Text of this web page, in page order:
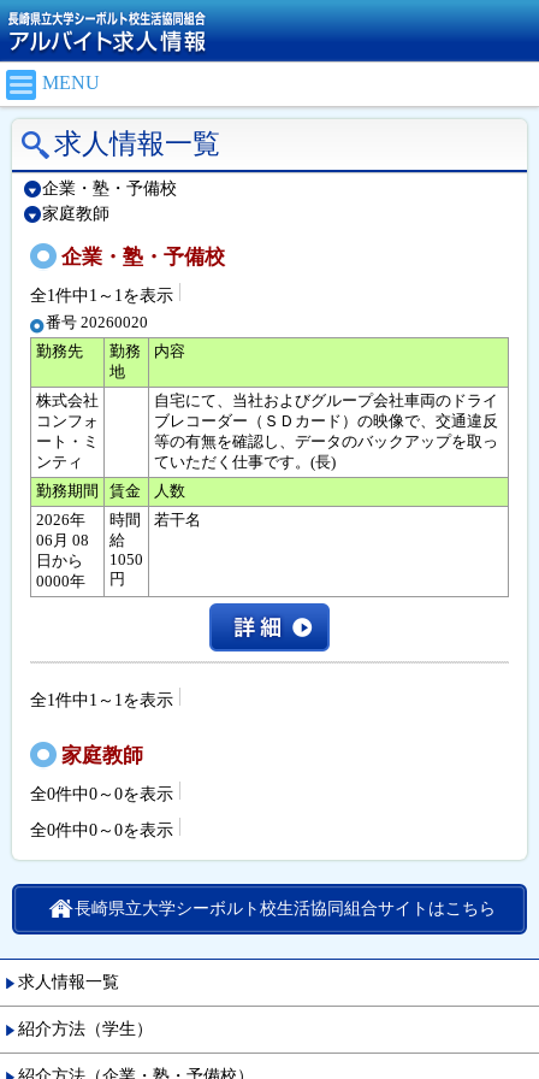
MENU
求人情報一覧
企業・塾・予備校
家庭教師
企業・塾・予備校
全1件中1～1を表示
番号 20260020
勤務先
勤務
地
内容
株式会社
コンフォ
ート・ミ
ンティ
自宅にて、当社およびグループ会社車両のドライ
ブレコーダー（ＳＤカード）の映像で、交通違反
等の有無を確認し、データのバックアップを取っ
ていただく仕事です。(長)
勤務期間
賃金
人数
2026年
06月 08
日から
0000年
時間
給
1050
円
若干名
全1件中1～1を表示
家庭教師
全0件中0～0を表示
全0件中0～0を表示
長崎県立大学シーボルト校生活協同組合サイトはこちら
求人情報一覧
紹介方法（学生）